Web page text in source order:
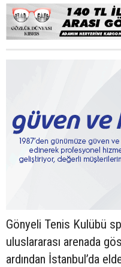
Gönyeli Tenis Kulübü
uluslararası arenada
ardından İstanbul’da